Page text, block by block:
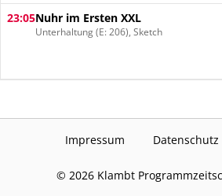
23:05Nuhr im Ersten XXL
Unterhaltung (E: 206), Sketch
Impressum Datenschutz
© 2026 Klambt